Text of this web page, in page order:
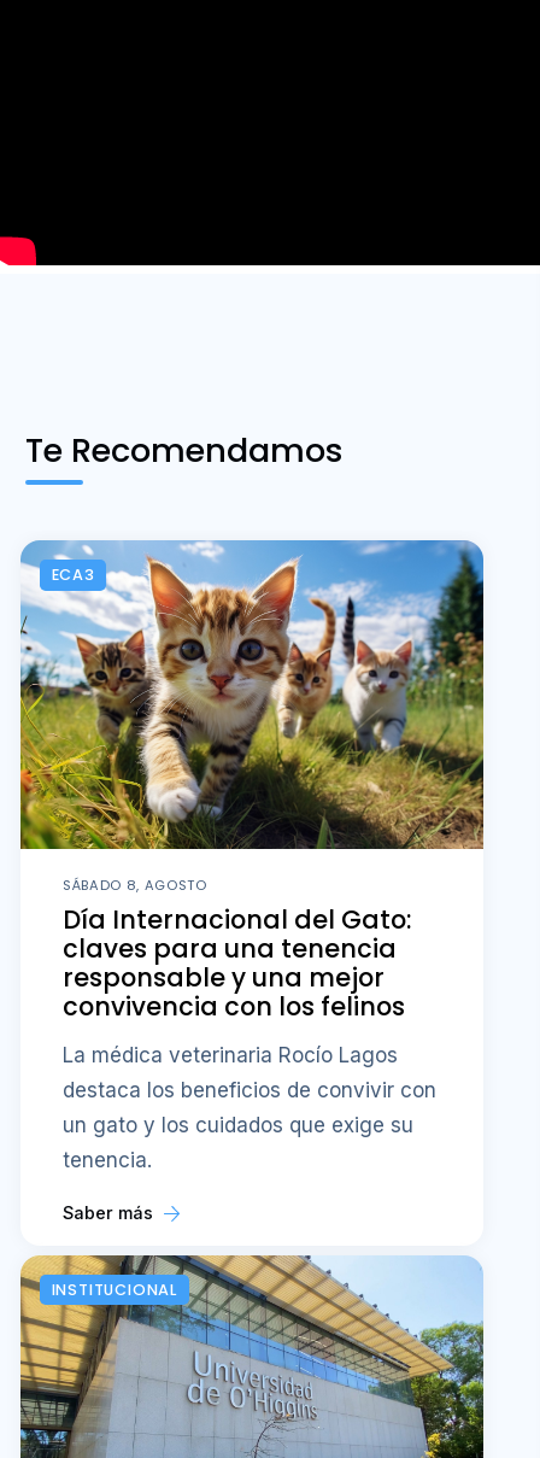
Te Recomendamos
ECA3
SÁBADO 8, AGOSTO
Día Internacional del Gato:
claves para una tenencia
responsable y una mejor
convivencia con los felinos
La médica veterinaria Rocío Lagos
destaca los beneficios de convivir con
un gato y los cuidados que exige su
tenencia.
Saber más
INSTITUCIONAL